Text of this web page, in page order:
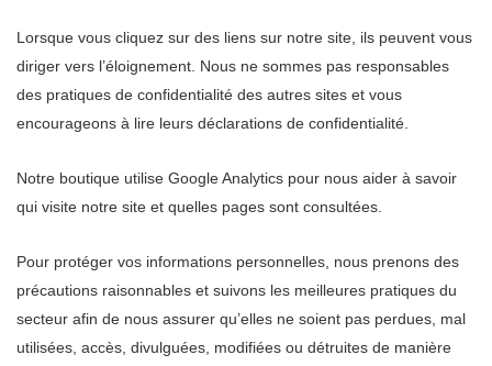
Lorsque vous cliquez sur des liens sur notre site, ils peuvent vous
diriger vers l’éloignement. Nous ne sommes pas responsables
des pratiques de confidentialité des autres sites et vous
encourageons à lire leurs déclarations de confidentialité.
Notre boutique utilise Google Analytics pour nous aider à savoir
qui visite notre site et quelles pages sont consultées.
Pour protéger vos informations personnelles, nous prenons des
précautions raisonnables et suivons les meilleures pratiques du
secteur afin de nous assurer qu’elles ne soient pas perdues, mal
utilisées, accès, divulguées, modifiées ou détruites de manière